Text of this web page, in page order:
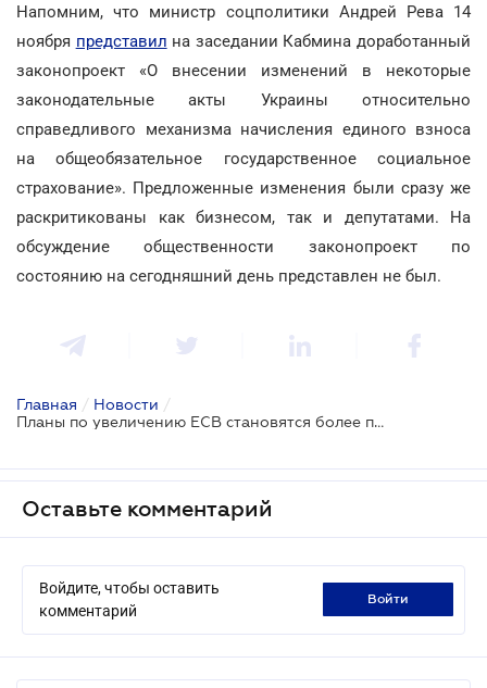
Напомним, что министр соцполитики Андрей Рева 14
ноября представил на заседании Кабмина доработанный
законопроект «О внесении изменений в некоторые
законодательные акты Украины относительно
справедливого механизма начисления единого взноса
на общеобязательное государственное социальное
страхование». Предложенные изменения были сразу же
раскритикованы как бизнесом, так и депутатами. На
обсуждение общественности законопроект по
состоянию на сегодняшний день представлен не был.
Главная / Новости /
Планы по увеличению ЕСВ становятся более призрачными
Оставьте комментарий
Войдите, чтобы оставить
комментарий
войти